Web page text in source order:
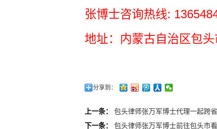
张博士咨询热线:
地址：内蒙古自治区包
分享到：
上一条： 包头律师张万军博士代理一起跨
下一条： 包头律师张万军博士前往包头市